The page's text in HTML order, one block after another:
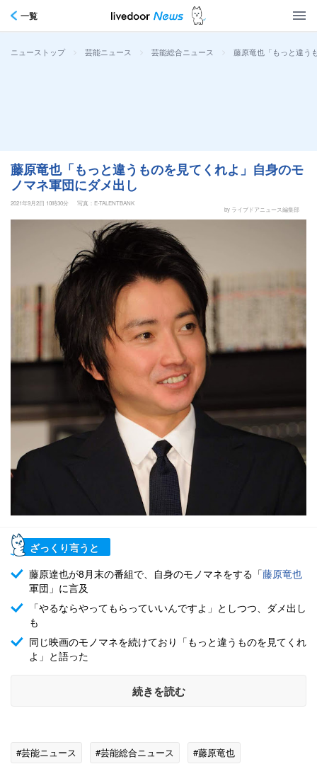
一覧
ニューストップ > 芸能ニュース > 芸能総合ニュース > 藤原竜也「もっと違う
藤原竜也「もっと違うものを見てくれよ」自身のモ
ノマネ軍団にダメ出し
2021年9月2日 10時30分
写真：E-TALENTBANK
by ライブドアニュース編集部
ざっくり言うと
藤原達也が8月末の番組で、自身のモノマネをする「藤原竜也
軍団」に言及
「やるならやってもらっていいんですよ」としつつ、ダメ出し
も
同じ映画のモノマネを続けており「もっと違うものを見てくれ
よ」と語った
続きを読む
#芸能ニュース #芸能総合ニュース
#藤原竜也